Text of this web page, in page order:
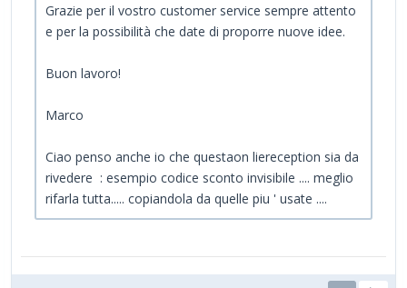
Grazie per il vostro customer service sempre attento
e per la possibilità che date di proporre nuove idee.
Buon lavoro!
Marco
Ciao penso anche io che questaon liereception sia da
rivedere : esempio codice sconto invisibile .... meglio
rifarla tutta..... copiandola da quelle piu ' usate ....